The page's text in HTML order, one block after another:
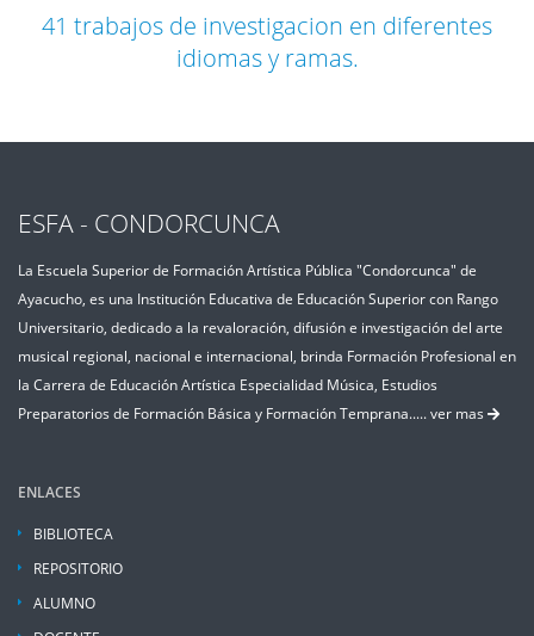
41 trabajos de investigacion en diferentes
idiomas y ramas.
ESFA - CONDORCUNCA
La Escuela Superior de Formación Artística Pública "Condorcunca" de
Ayacucho, es una Institución Educativa de Educación Superior con Rango
Universitario, dedicado a la revaloración, difusión e investigación del arte
musical regional, nacional e internacional, brinda Formación Profesional en
la Carrera de Educación Artística Especialidad Música, Estudios
Preparatorios de Formación Básica y Formación Temprana..... ver mas
ENLACES
BIBLIOTECA
REPOSITORIO
ALUMNO